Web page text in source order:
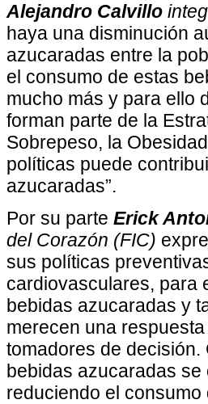
Alejandro Calvillo
haya una disminución
azucaradas entre la
el consumo de estas
mucho más y para ello
forman parte de la
Sobrepeso, la
políticas puede
azucaradas”.
Por su parte Erick
del Corazón (FIC)
sus políticas
cardiovasculares, para
bebidas azucaradas y
merecen una
tomadores de
bebidas azucaradas
reduciendo el consumo